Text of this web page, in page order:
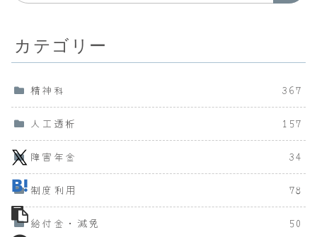
カテゴリー
精神科 367
人工透析 157
障害年金 34
制度利用 78
給付金・減免 50